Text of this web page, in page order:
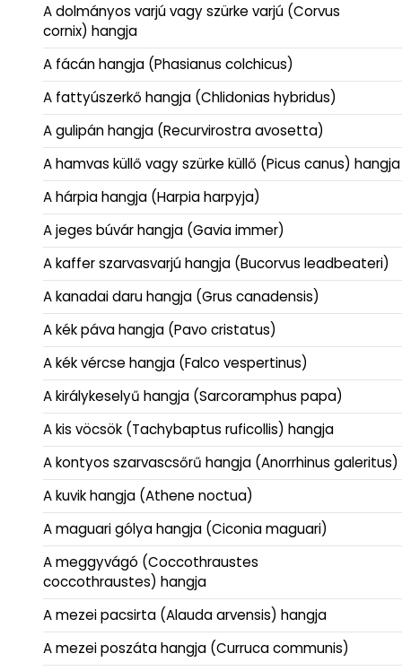
A dolmányos varjú vagy szürke varjú (Corvus
cornix) hangja
A fácán hangja (Phasianus colchicus)
A fattyúszerkő hangja (Chlidonias hybridus)
A gulipán hangja (Recurvirostra avosetta)
A hamvas küllő vagy szürke küllő (Picus canus) hangja
A hárpia hangja (Harpia harpyja)
A jeges búvár hangja (Gavia immer)
A kaffer szarvasvarjú hangja (Bucorvus leadbeateri)
A kanadai daru hangja (Grus canadensis)
A kék páva hangja (Pavo cristatus)
A kék vércse hangja (Falco vespertinus)
A királykeselyű hangja (Sarcoramphus papa)
A kis vöcsök (Tachybaptus ruficollis) hangja
A kontyos szarvascsőrű hangja (Anorrhinus galeritus)
A kuvik hangja (Athene noctua)
A maguari gólya hangja (Ciconia maguari)
A meggyvágó (Coccothraustes
coccothraustes) hangja
A mezei pacsirta (Alauda arvensis) hangja
A mezei poszáta hangja (Curruca communis)